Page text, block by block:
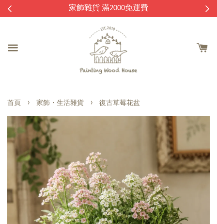
家飾雜貨 滿2000免運費
首頁 › 家飾・生活雜貨 › 復古草莓花盆